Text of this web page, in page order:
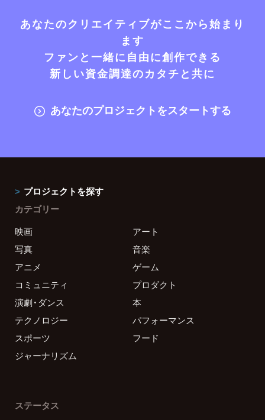
あなたのクリエイティブがここから始まり
ます
ファンと一緒に自由に創作できる
新しい資金調達のカタチと共に
あなたのプロジェクトをスタートする
プロジェクトを探す
カテゴリー
映画
アート
写真
音楽
アニメ
ゲーム
コミュニティ
プロダクト
演劇・ダンス
本
テクノロジー
パフォーマンス
スポーツ
フード
ジャーナリズム
ステータス